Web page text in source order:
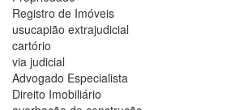
Registro de Imóveis
usucapião extrajudicial
cartório
via judicial
Advogado Especialista
Direito Imobiliário